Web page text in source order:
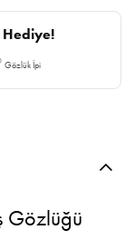
Hediye!
Gözlük İpi
Gözlüğü